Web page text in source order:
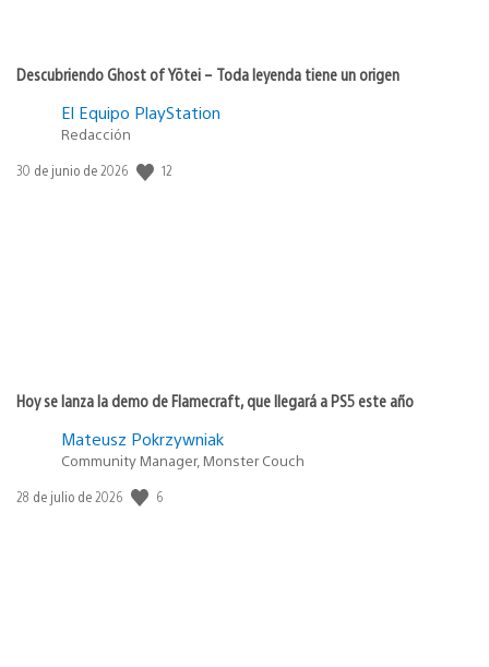
Descubriendo Ghost of Yōtei – Toda leyenda tiene un origen
El Equipo PlayStation
Redacción
Fecha
30 de junio de 2026 12
Hoy se lanza la demo de Flamecraft, que llegará a PS5 este año
Mateusz Pokrzywniak
Community Manager, Monster Couch
Fecha
28 de julio de 2026 6